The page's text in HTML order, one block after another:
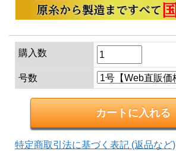
購入数
号数
特定商取引法に基づく表記 (返品など)